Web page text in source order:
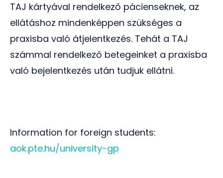
TAJ kártyával rendelkező pácienseknek, az
ellátáshoz mindenképpen szükséges a
praxisba való átjelentkezés. Tehát a TAJ
számmal rendelkező betegeinket a praxisba
való bejelentkezés után tudjuk ellátni.
Information for foreign students:
aok.pte.hu/university-gp